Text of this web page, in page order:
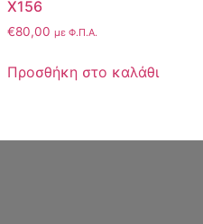
X156
€80,00 με Φ.Π.Α.
Προσθήκη στο καλάθι